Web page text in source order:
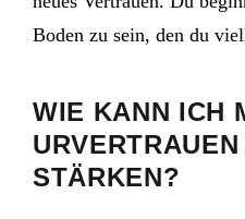
Boden zu sein, den du
WIE KANN ICH
STÄRKEN?